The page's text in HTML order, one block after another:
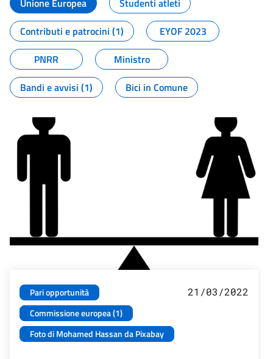
Unione Europea
Studenti atleti
Contributi e patrocini (1)
EYOF 2023
PNRR
Ministro
Bandi e avvisi (1)
Bici in Comune
Pari opportunità
Commissione europea (1)
Foto di Mohamed Hassan da Pixabay
21/03/2022